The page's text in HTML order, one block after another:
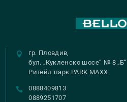
гр. Пловдив,
бул. „Кукленско шосе“ № 8 „Б“
Ритейл парк PARK MAXX
0888409813
0889251707